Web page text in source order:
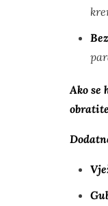
Ako se